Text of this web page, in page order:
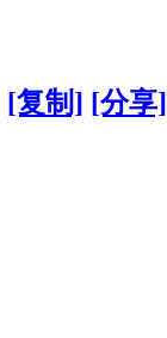
[复制] [分享]